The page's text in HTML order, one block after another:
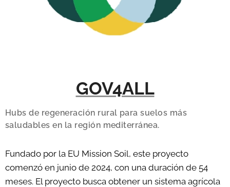
GOV4ALL
Hubs de regeneración rural para suelos más
saludables en la región mediterránea.
Fundado por la EU Mission Soil, este proyecto
comenzó en junio de 2024, con una duración de 54
meses. El proyecto busca obtener un sistema agrícola